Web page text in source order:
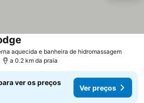
aquecida e banheira de hidromassagem
a 0.2 km da praia
ver os preços
Ver preços